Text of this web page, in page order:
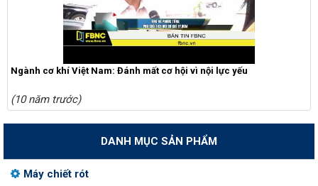
Ngành cơ khí Việt Nam: Đánh mất cơ hội vì nội lực yếu
(10 năm trước)
DANH MỤC SẢN PHẨM
Máy chiết rót